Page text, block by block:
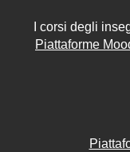
I corsi degli
Piattaforme